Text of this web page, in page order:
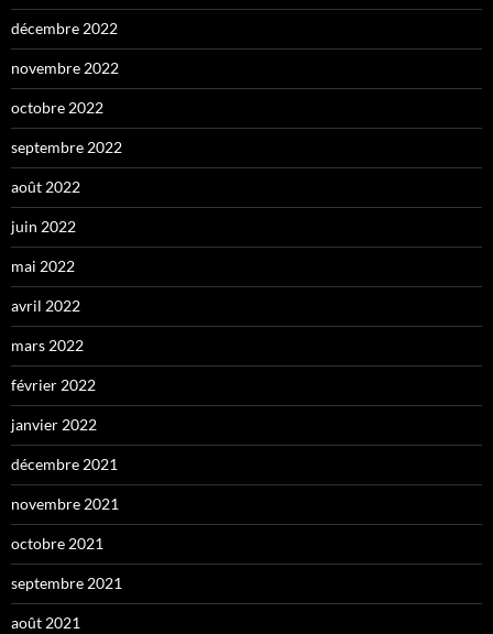
décembre 2022
novembre 2022
octobre 2022
septembre 2022
août 2022
juin 2022
mai 2022
avril 2022
mars 2022
février 2022
janvier 2022
décembre 2021
novembre 2021
octobre 2021
septembre 2021
août 2021